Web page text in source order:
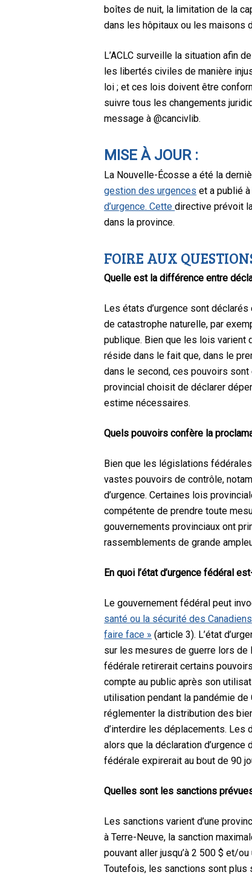
boîtes de nuit, la limitation de la
dans les hôpitaux ou les maisons
L’ACLC surveille la situation afin
les libertés civiles de manière
loi ; et ces lois doivent être
suivre tous les changements
message à @cancivlib.
MISE À JOUR :
La Nouvelle-Écosse a été la
gestion des urgences et a publié
d’urgence. Cettedirective prévoit
dans la province.
FOIRE AUX
Quelle est la différence entre
Les états d’urgence sont
de catastrophe naturelle, par
publique. Bien que les lois varient
réside dans le fait que, dans le
dans le second, ces pouvoirs sont
provincial choisit de déclarer
estime nécessaires.
Quels pouvoirs confère la
Bien que les législations
vastes pouvoirs de contrôle,
d’urgence. Certaines lois
compétente de prendre toute
gouvernements provinciaux ont
rassemblements de grande
En quoi l’état d’urgence fédéral
Le gouvernement fédéral peut
santéou la sécurité des
faire face » (article 3). L’état
sur les mesures de guerre lors de
fédérale retirerait certains
compte au public après son
utilisation pendant la pandémie de
réglementer la distribution des
d’interdire les déplacements.
alors que la déclaration
fédérale expirerait au bout de 90
Quelles sont les sanctions
Les sanctions varient d’une
à Terre-Neuve, la sanction
pouvant aller jusqu’à 2 500 $ et/
Toutefois, les sanctions sont plus